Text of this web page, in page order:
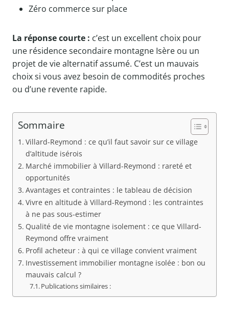
Zéro commerce sur place
La réponse courte : c’est un excellent choix pour
une résidence secondaire montagne Isère ou un
projet de vie alternatif assumé. C’est un mauvais
choix si vous avez besoin de commodités proches
ou d’une revente rapide.
Sommaire
Villard-Reymond : ce qu’il faut savoir sur ce village
d’altitude isérois
Marché immobilier à Villard-Reymond : rareté et
opportunités
Avantages et contraintes : le tableau de décision
Vivre en altitude à Villard-Reymond : les contraintes
à ne pas sous-estimer
Qualité de vie montagne isolement : ce que Villard-
Reymond offre vraiment
Profil acheteur : à qui ce village convient vraiment
Investissement immobilier montagne isolée : bon ou
mauvais calcul ?
Publications similaires :